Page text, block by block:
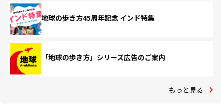
地球の歩き方45周年記念 インド特集
「地球の歩き方」シリーズ広告のご案内
もっと見る